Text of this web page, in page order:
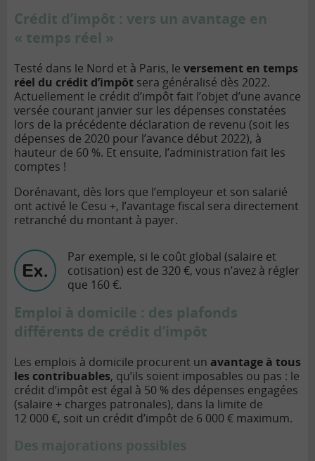
Crédit d’impôt : vers un avantage en
« temps réel »
Testé dans le Nord et à Paris, le versement en temps
réel du crédit d’impôt sera généralisé dès 2022.
Actuellement le crédit d’impôt fait l’objet d’une avance
versée courant janvier sur les dépenses constatées
lors de la précédente déclaration de revenu (soit les
dépenses de 2020 pour l’avance début 2022), à
hauteur de 60 %. Et ensuite, l’administration fait les
comptes !
Dorénavant, dès lors que l’employeur et son salarié
ont activé le Cesu +, l’avantage fiscal sera directement
retranché du montant à payer.
Par exemple, si le coût global (salaire et
cotisation) est de 320 €, vous n’avez à régler
que 160 €.
Emploi à domicile : des plafonds
différents de crédit d’impôt
Les emplois à domicile procurent un avantage à tous
les contribuables, qu’ils soient imposables ou pas : le
crédit d’impôt est égal à 50 % des dépenses engagées
(salaire + charges patronales), dans la limite de
12 000 €, soit un crédit d’impôt de 6 000 € maximum.
Des majorations possibles